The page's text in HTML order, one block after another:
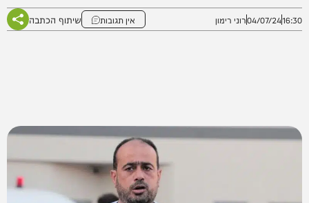
16:30
04/07/24רוני רימון אין תגובות שיתוף הכתבה